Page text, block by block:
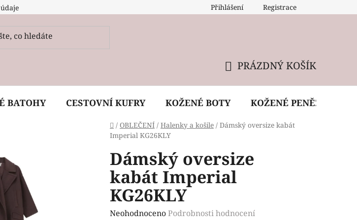
Reklamační podmínky
Přihlášení Registrace
KOŠÍK
PRÁZDNÝ KOŠÍK
BATOHY CESTOVNÍ KUFRY KOŽENÉ BOTY KOŽENÉ PENĚŽENKY
Domů
/ OBLEČENÍ / Halenky a košile / Dámský oversize kabát
Imperial KG26KLY
Dámský oversize
kabát Imperial
KG26KLY
Průměrné
NeohodnocenoPodrobnosti hodnocení